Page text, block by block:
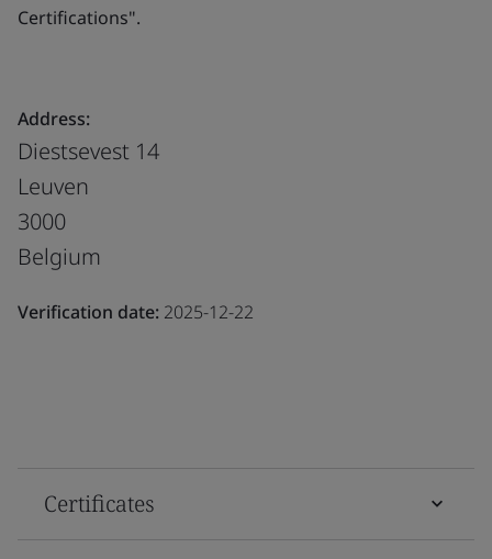
Certifications".
Address:
Diestsevest 14
Leuven
3000
Belgium
Verification date: 2025-12-22
Certificates